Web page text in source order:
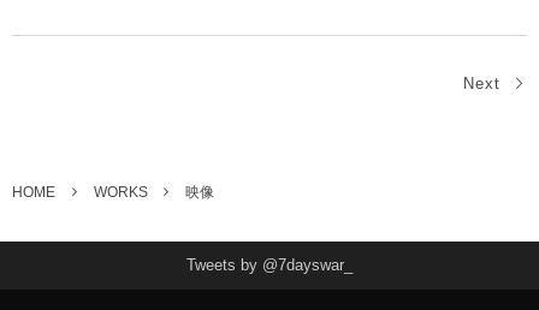
Next
HOME WORKS 映像
Tweets by @7dayswar_